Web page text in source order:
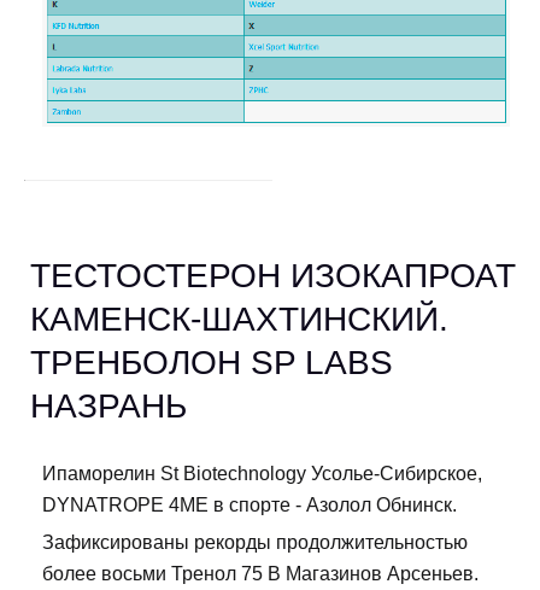
ТЕСТОСТЕРОН ИЗОКАПРОАТ
КАМЕНСК-ШАХТИНСКИЙ.
ТРЕНБОЛОН SP LABS
НАЗРАНЬ
Ипаморелин St Biotechnology Усолье-Сибирское,
DYNATROPE 4ME в спорте - Азолол Обнинск.
Зафиксированы рекорды продолжительностью
более восьми Тренол 75 В Магазинов Арсеньев.